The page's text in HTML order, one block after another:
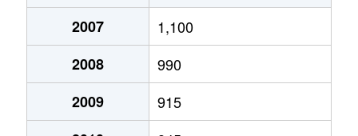
2,500万円
600万円
西小泉
270万円
2007
1,100
2008
990
2009
915